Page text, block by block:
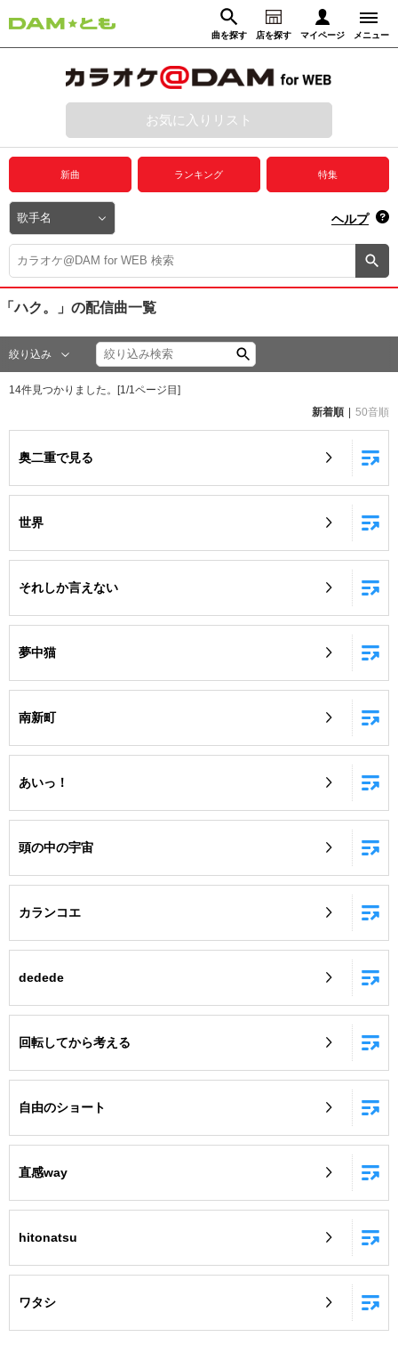
曲を探す 店を探す マイページ メニュー
動画からさがす 録音からさがす
ログイン
プレミアムサービス
DAM★とも動画
DAM★とも録音
カラオケ＠DAM
ユーザー検索
DAMの新曲・ランキングなど
自宅でカラオケ歌い放題！
お気に入りリスト
新曲 ランキング 特集
ヘルプ
「ハク。」 の配信曲一覧
絞り込み
14件見つかりました。[1 /1 ページ目]
新着順
50音順
奥二重で見る
世界
それしか言えない
夢中猫
南新町
あいっ！
頭の中の宇宙
カランコエ
dedede
回転してから考える
自由のショート
直感way
hitonatsu
ワタシ